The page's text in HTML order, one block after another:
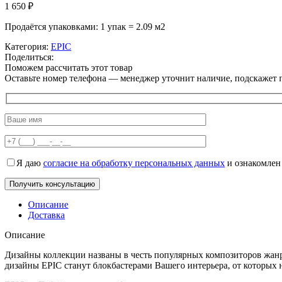
1 650 ₽
Продаётся упаковками: 1 упак = 2.09 м2
Категория: EPIC
Поделиться:
Поможем рассчитать этот товар
Оставьте номер телефона — менеджер уточнит наличие, подскажет
Я даю согласие на обработку персональных данных и ознакомлен
Описание
Доставка
Описание
Дизайны коллекции названы в честь популярных композиторов
дизайны EPIC станут блокбастерами Вашего интерьера, от которых